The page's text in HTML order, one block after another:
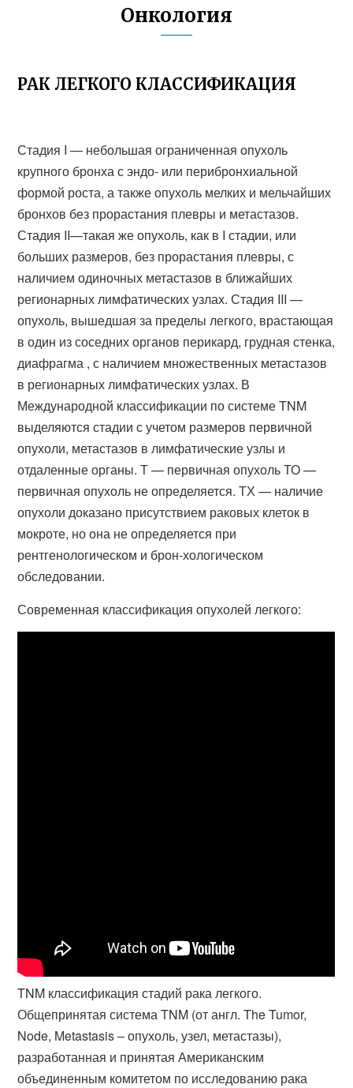
Онкология
РАК ЛЕГКОГО КЛАССИФИКАЦИЯ
Стадия I — небольшая ограниченная опухоль
крупного бронха с эндо- или перибронхиальной
формой роста, а также опухоль мелких и мельчайших
бронхов без прорастания плевры и метастазов.
Стадия II—такая же опухоль, как в I стадии, или
больших размеров, без прорастания плевры, с
наличием одиночных метастазов в ближайших
регионарных лимфатических узлах. Стадия III —
опухоль, вышедшая за пределы легкого, врастающая
в один из соседних органов перикард, грудная стенка,
диафрагма , с наличием множественных метастазов
в регионарных лимфатических узлах. В
Международной классификации по системе TNM
выделяются стадии с учетом размеров первичной
опухоли, метастазов в лимфатические узлы и
отдаленные органы. Т — первичная опухоль ТО —
первичная опухоль не определяется. ТХ — наличие
опухоли доказано присутствием раковых клеток в
мокроте, но она не определяется при
рентгенологическом и брон-хологическом
обследовании.
Современная классификация опухолей легкого:
TNM классификация стадий рака легкого.
Общепринятая система TNM (от англ. The Tumor,
Node, Metastasis – опухоль, узел, метастазы),
разработанная и принятая Американским
объединенным комитетом по исследованию рака